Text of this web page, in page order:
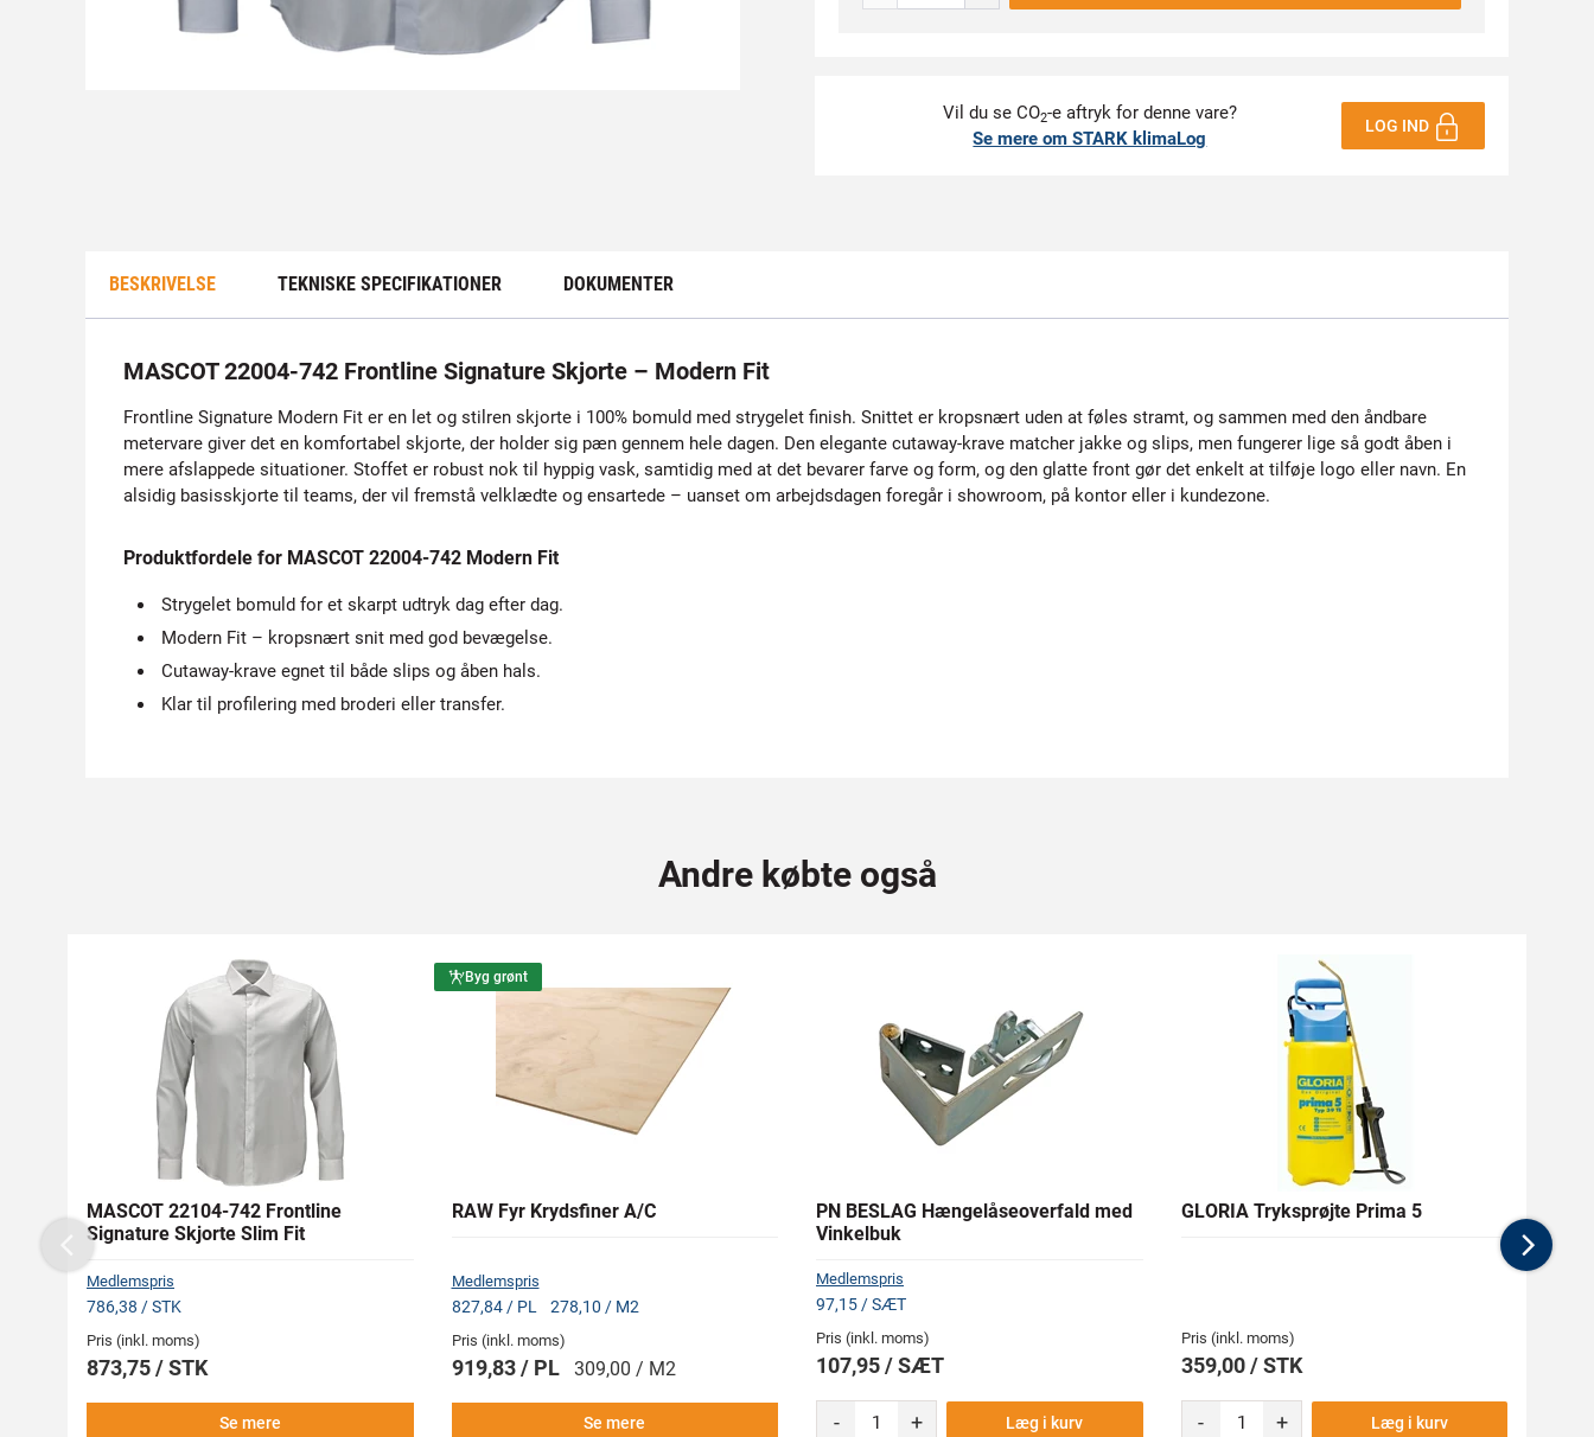
Vil du se CO2-e aftryk for denne vare?
Se mere om STARK klimaLog
LOG IND
BESKRIVELSE TEKNISKE SPECIFIKATIONER DOKUMENTER
MASCOT 22004-742 Frontline Signature Skjorte – Modern Fit
Frontline Signature Modern Fit er en let og stilren skjorte i 100% bomuld med strygelet finish. Snittet er kropsnært uden at føles stramt, og sammen med den åndbare
metervare giver det en komfortabel skjorte, der holder sig pæn gennem hele dagen. Den elegante cutaway-krave matcher jakke og slips, men fungerer lige så godt åben i
mere afslappede situationer. Stoffet er robust nok til hyppig vask, samtidig med at det bevarer farve og form, og den glatte front gør det enkelt at tilføje logo eller navn. En
alsidig basisskjorte til teams, der vil fremstå velklædte og ensartede – uanset om arbejdsdagen foregår i showroom, på kontor eller i kundezone.
Produktfordele for MASCOT 22004-742 Modern Fit
Strygelet bomuld for et skarpt udtryk dag efter dag.
Modern Fit – kropsnært snit med god bevægelse.
Cutaway-krave egnet til både slips og åben hals.
Klar til profilering med broderi eller transfer.
Andre købte også
MASCOT 22104-742 Frontline
Signature Skjorte Slim Fit
Medlemspris
786,38 / STK
Pris (inkl. moms)
873,75 / STK
Se mere
Byg grønt
RAW Fyr Krydsfiner A/C
Medlemspris
827,84 / PL 278,10 / M2
Pris (inkl. moms)
919,83 / PL 309,00 / M2
Se mere
PN BESLAG Hængelåseoverfald med
Vinkelbuk
Medlemspris
97,15 / SÆT
Pris (inkl. moms)
107,95 / SÆT
- + Læg i kurv
GLORIA Tryksprøjte Prima 5
Pris (inkl. moms)
359,00 / STK
- + Læg i kurv
Previous